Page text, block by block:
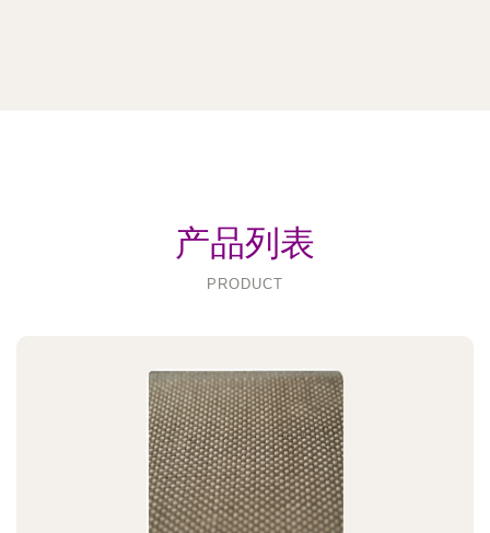
产品列表
PRODUCT